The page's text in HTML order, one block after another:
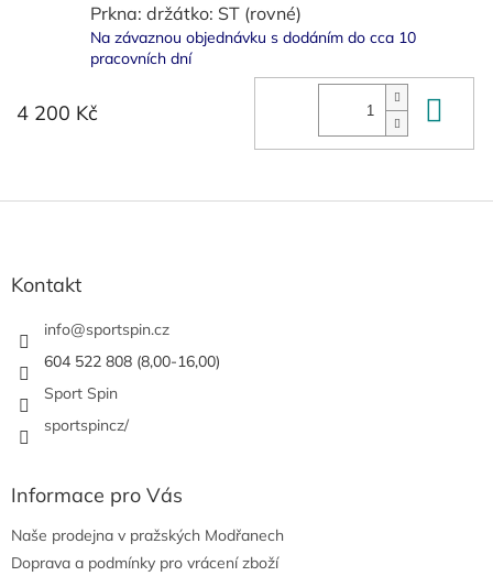
Prkna: držátko: ST (rovné)
Na závaznou objednávku s dodáním do cca 10
pracovních dní
4 200 Kč
Z
Kontakt
info@sportspin.cz
604 522 808 (8,00-16,00)
Sport Spin
sportspincz/
Informace pro Vás
Naše prodejna v pražských Modřanech
Doprava a podmínky pro vrácení zboží